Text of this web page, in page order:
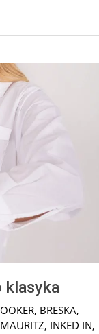
klasyka
, BRESKA,
, INKED IN,